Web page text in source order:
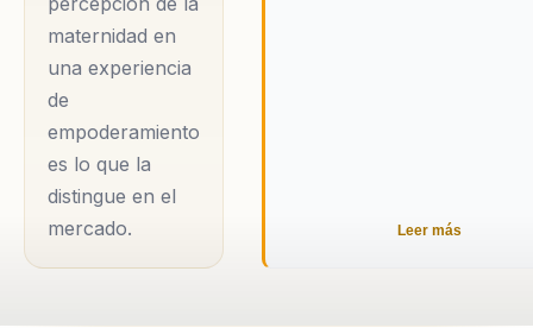
presentadora en
medios colombianos,
habiendo trabajado
con canales como
CM& y RCN. Su
experiencia en los
medios le ha
maternidad en
una experiencia
de
empoderamiento
es lo que la
distingue en el
mercado.
Leer más